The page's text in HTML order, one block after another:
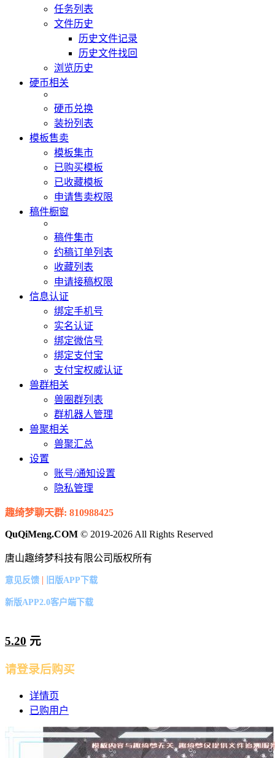
任务列表
文件历史
历史文件记录
历史文件找回
浏览历史
硬币相关
硬币兑换
装扮列表
模板售卖
模板集市
已购买模板
已收藏模板
申请售卖权限
稿件橱窗
稿件集市
约稿订单列表
收藏列表
申请接稿权限
信息认证
绑定手机号
实名认证
绑定微信号
绑定支付宝
支付宝权威认证
兽群相关
兽圈群列表
群机器人管理
兽聚相关
兽聚汇总
设置
账号/通知设置
隐私管理
趣绮梦聊天群: 810988425
QuQiMeng.COM © 2019-2026 All Rights Reserved
唐山趣绮梦科技有限公司版权所有
意见反馈 | 旧版APP下载
新版APP2.0客户端下载
5.20 元
请登录后购买
详情页
已购用户